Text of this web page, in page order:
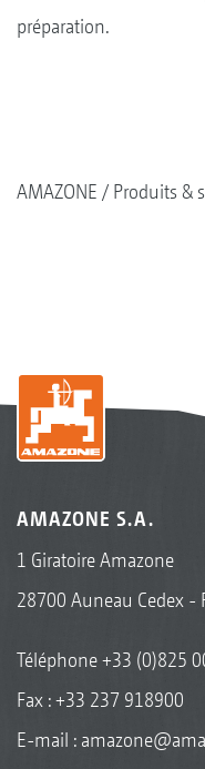
préparation.
AMAZONE Produits &
AMAZONE S.A.
1 Giratoire Amazone
28700 Auneau Cedex -
Téléphone+33 (0)825
Fax : +33 237 918900
E-mail :